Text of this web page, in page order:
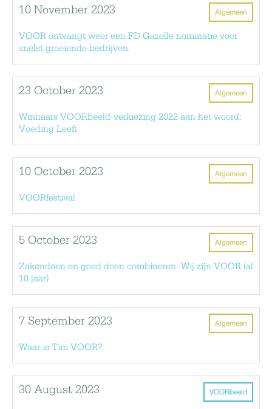
Algemeen
10 November 2023
VOOR ontvangt weer een FD Gazelle nominatie voor
snelst groeiende bedrijven.
Algemeen
23 October 2023
Winnaars VOORbeeld-verkiezing 2022 aan het woord:
Voeding Leeft
Algemeen
10 October 2023
VOORfestival
Algemeen
5 October 2023
Zakendoen en goed doen combineren. Wij zijn VOOR (al
10 jaar)
Algemeen
7 September 2023
Waar is Tim VOOR?
VOORbeeld
30 August 2023